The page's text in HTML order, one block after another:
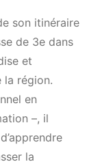
son itinéraire
de 3e dans
et
la région.
en
–, il
la